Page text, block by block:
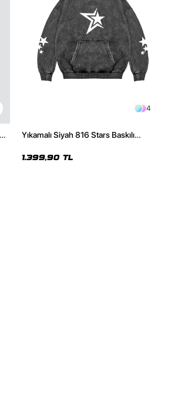
4
Yıkamalı Siyah 816 Stars Baskılı
1.399,90 TL